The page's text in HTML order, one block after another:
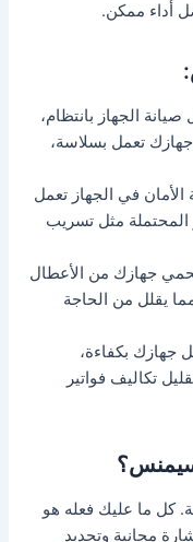
أداء ممكن.
الجهاز بانتظام،
تعمل بسلاسة،
في الجهاز تعمل
مثل تسريب
جهازك من الأعطال
يقلل من الحاجة
جهازك بكفاءة،
تكاليف فواتير
سيمنس؟
كل ما عليك فعله هو
مجانية وتحديد